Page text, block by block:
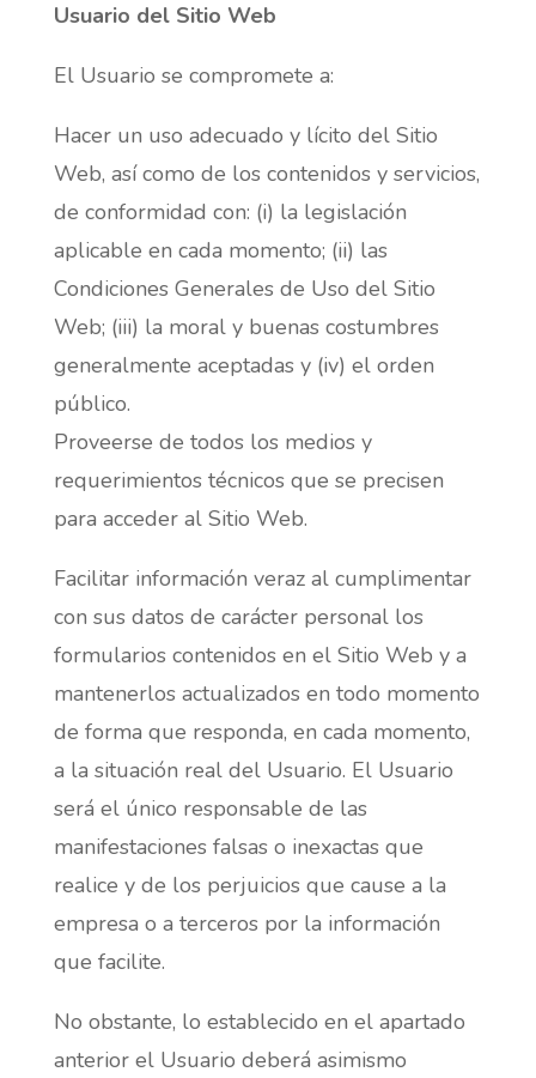
Usuario del Sitio Web
El Usuario se compromete a:
Hacer un uso adecuado y lícito del Sitio
Web, así como de los contenidos y servicios,
de conformidad con: (i) la legislación
aplicable en cada momento; (ii) las
Condiciones Generales de Uso del Sitio
Web; (iii) la moral y buenas costumbres
generalmente aceptadas y (iv) el orden
público.
Proveerse de todos los medios y
requerimientos técnicos que se precisen
para acceder al Sitio Web.
Facilitar información veraz al cumplimentar
con sus datos de carácter personal los
formularios contenidos en el Sitio Web y a
mantenerlos actualizados en todo momento
de forma que responda, en cada momento,
a la situación real del Usuario. El Usuario
será el único responsable de las
manifestaciones falsas o inexactas que
realice y de los perjuicios que cause a la
empresa o a terceros por la información
que facilite.
No obstante, lo establecido en el apartado
anterior el Usuario deberá asimismo